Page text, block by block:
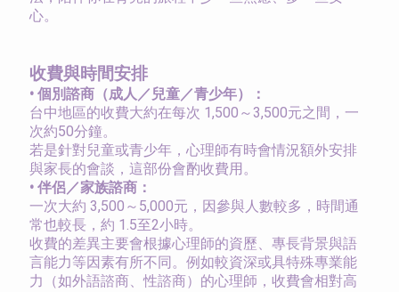
心。
收費與時間安排
• 個別諮商（成人／兒童／青少年）：
台中地區的收費大約在每次 1,500～3,500元之間，一
次約50分鐘。
若是針對兒童或青少年，心理師有時會情況額外安排
與家長的會談，這部份會酌收費用。
• 伴侶／家族諮商：
一次大約 3,500～5,000元，因參與人數較多，時間通
常也較長，約 1.5至2小時。
收費的差異主要會根據心理師的資歷、專長背景與語
言能力等因素有所不同。例如較資深或具特殊專業能
力（如外語諮商、性諮商）的心理師，收費會相對高